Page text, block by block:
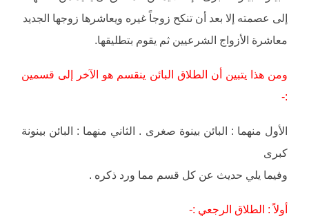
إلى عصمته إلا بعد أن تنكح زوجاً غيره ويعاشرها زوجها الجديد
معاشرة الأزواج الشرعيين ثم يقوم بتطليقها.
ومن هذا يتبين أن الطلاق البائن ينقسم هو الآخر إلى قسمين
:-
الأول منهما : البائن بينوة صغرى . الثاني منهما : البائن بينونة
كبرى
وفيما يلي حديث عن كل قسم مما ورد ذكره .
أولاً : الطلاق الرجعي :-